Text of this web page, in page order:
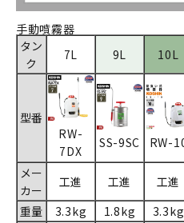
手動噴霧器
タン
ク
7L 9L 10L
型番
RW-
7DX
SS-9SC RW-
メー
カー
工進 工進 工進
重量
3.3kg 1.8kg 3.3kg